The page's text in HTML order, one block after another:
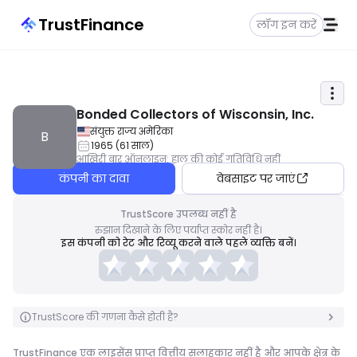
TrustFinance लॉग इन करें
B
Bonded Collectors of Wisconsin, Inc.
संयुक्त राज्य अमेरिका
1965 (61 साल)
आखिरी बार ऑनलाइन: हाल की कोई गतिविधि नहीं
कंपनी का दावा वेबसाइट पर जाएं
TrustScore उपलब्ध नहीं है
रुझान दिखाने के लिए पर्याप्त स्कोर नहीं है।
इस कंपनी को रेट और रिव्यू करने वाले पहले व्यक्ति बनें।
TrustScore की गणना कैसे होती है?
TrustFinance एक लाइसेंस प्राप्त वित्तीय सलाहकार नहीं है और आपके क्षेत्र के